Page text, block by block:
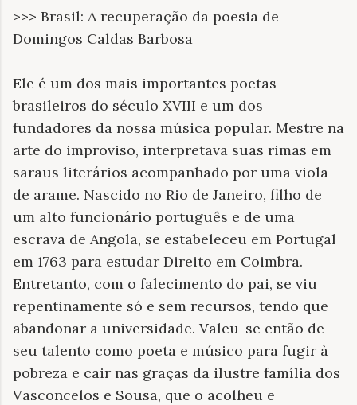
>>> Brasil: A recuperação da poesia de
Domingos Caldas Barbosa
Ele é um dos mais importantes poetas
brasileiros do século XVIII e um dos
fundadores da nossa música popular. Mestre na
arte do improviso, interpretava suas rimas em
saraus literários acompanhado por uma viola
de arame. Nascido no Rio de Janeiro, filho de
um alto funcionário português e de uma
escrava de Angola, se estabeleceu em Portugal
em 1763 para estudar Direito em Coimbra.
Entretanto, com o falecimento do pai, se viu
repentinamente só e sem recursos, tendo que
abandonar a universidade. Valeu-se então de
seu talento como poeta e músico para fugir à
pobreza e cair nas graças da ilustre família dos
Vasconcelos e Sousa, que o acolheu e